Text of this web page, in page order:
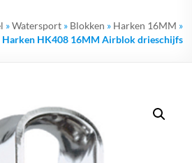
»Watersport» Blokken » Harken 16MM »
Harken HK408 16MM Airblok drieschijfs